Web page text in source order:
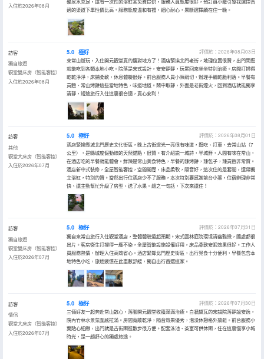
入住於2026年08月
礦泉水充足，還有一次性的浴缸套免費提供，服務人員態度很好，預訂員小羅引導我選擇合
適的渠道下單性價比高，服務態度温和有禮，細心耐心，果斷選擇續在住一晚。
訪客
獨自旅遊
觀堂雙床房（智能客控）
入住於2026年08月
5.0 極好
評價於：2026年08月03日
來常山遊玩，入住開元觀堂真的選對地方了！酒店緊挨北門老街，地理位置很贊，出門閑逛
就能吃到各類本地小吃。院落是宋式設計，安安靜靜，玩累回來坐坐特別治癒。房間打掃得
乾乾淨淨，床鋪柔軟，休息體驗很好。前台服務人員小陳親切，辦理手續乾脆利落。早餐有
貢麪、常山烤餅這些當地特色，味道地道。鬧中取靜，外面是老街煙火，回到酒店就能獨享
清靜，短途旅行入住這裏很合適，真心安利！
訪客
其他
觀堂大床房（智能客控）
入住於2026年07月
5.0 極好
評價於：2026年08月01日
酒店緊挨縣城北門歷史文化街區，晚上古街燈光一亮很有味道，逛吃、打車、去常山站（7
公里），是縣城度假動線的天然錨點，很贊。有介紹説一城詩，半城鮮，人間有味在常山，
在酒店吃的早餐就能體會。鮮辣是常山美食特色，早餐的辣烤餅，辣包子，辣貢麪非常贊。
酒店新中式裝修，全屋智能客控，空間開闊，床品柔軟，隔音好，這次住的是套間，還帶獨
立浴缸，特別的贊。當然出行住酒店少不了服務，本次特別要感謝前台小葉，住宿辦理非常
快、還主動幫忙升級了房型、送了水果。總之一句話，下次來還住！
訪客
獨自旅遊
觀堂雙床房（智能客控）
入住於2026年07月
5.0 極好
評價於：2026年07月31日
獨自來常山旅行入住觀堂酒店，整體體驗遠超預期。宋式園林庭院環境清幽雅緻，隨處都很
出片。客房衞生打掃得一塵不染，全屋智能設施設備好用，床品柔軟安眠效果很好。工作人
員服務熱情，辦理入住高效省心。酒店緊鄰北門歷史街區，出行覓食十分便利，早餐包含本
地特色小吃，旅途疲憊在此盡數舒緩，獨自出行首選這家。
訪客
情侶
觀堂大床房（智能客控）
入住於2026年07月
5.0 極好
評價於：2026年07月30日
三倆好友一起奔赴常山散心，落腳開元觀堂收穫滿滿治癒。白牆黛瓦的宋韻院落靜謐安逸，
院內竹林水景氛圍感拉滿。房間寬敞乾淨，隔音效果優秀，泡澡休憩格外放鬆。前台服務小
葉貼心細緻，出門就是古街閑逛散步很方便。配套泳池、茶室可供休閑，住在這裏慢享小城
時光，是一趟舒心的獨處旅途。